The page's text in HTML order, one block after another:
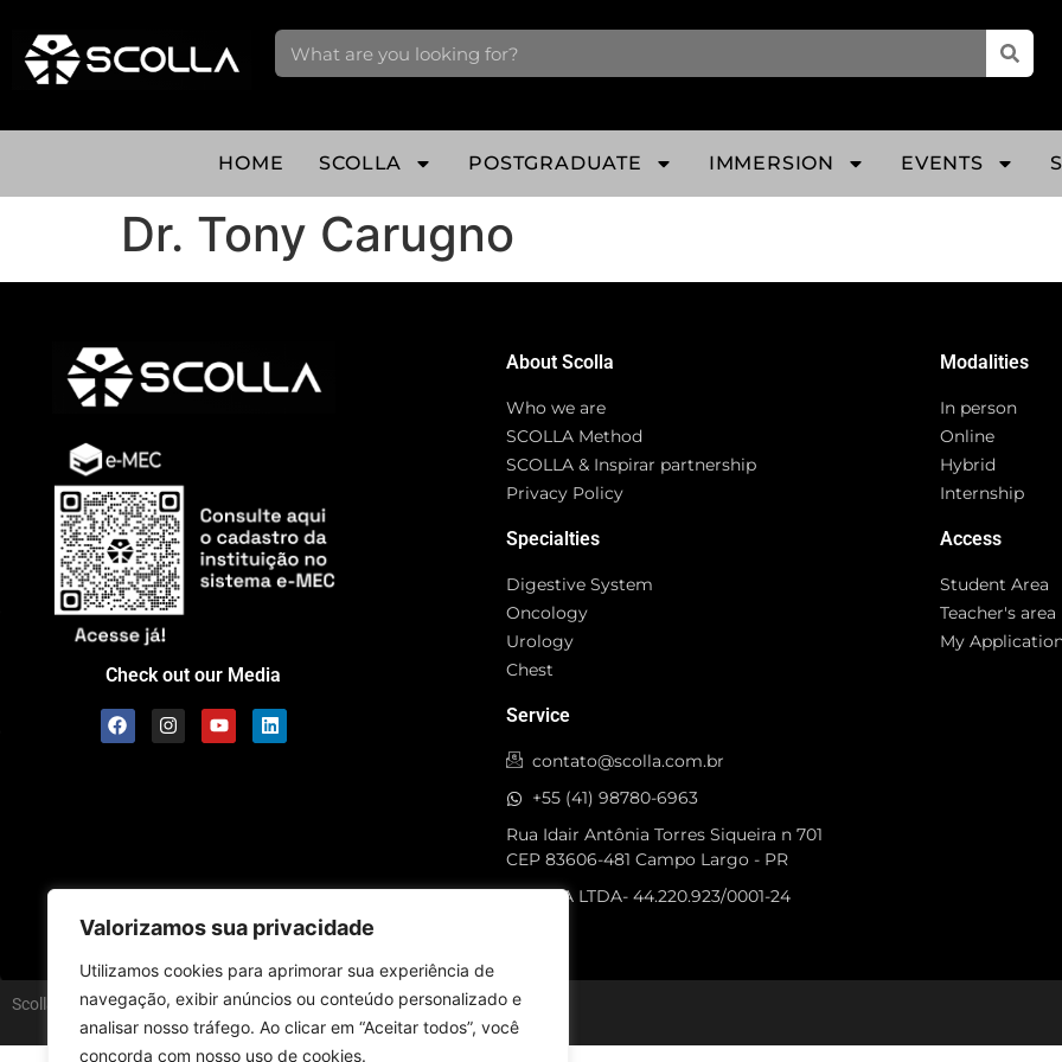
Valorizamos sua privacidade
Utilizamos cookies para aprimorar sua experiência de
navegação, exibir anúncios ou conteúdo personalizado e
analisar nosso tráfego. Ao clicar em “Aceitar todos”, você
concorda com nosso uso de cookies.
HOME SCOLLA POSTGRADUATE IMMERSION EVENTS
Dr. Tony Carugno
Check out our Media
About Scolla
Who we are
SCOLLA Method
SCOLLA & Inspirar partnership
Privacy Policy
Specialties
Digestive System
Oncology
Urology
Chest
Service
contato@scolla.com.br
+55 (41) 98780-6963
Rua Idair Antônia Torres Siqueira n 701
CEP 83606-481 Campo Largo - PR
SCOLLA LTDA- 44.220.923/0001-24
Modalities
In person
Online
Hybrid
Internship
Access
Student Area
Teacher's area
My
Scolla © - All Rights Reserved